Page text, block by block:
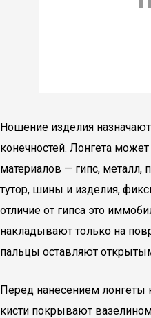
Ношение изделия
конечностей. Лонгета
материалов — гипс, металл,
тутор, шины и изделия,
отличие от гипса это
накладывают только на
пальцы оставляют
Перед нанесением лонгеты
кисти покрывают